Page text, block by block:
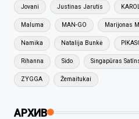
Jovani Justinas Jarutis
Maluma MAN-GO Marijonas
Namika Natalija Bunkė
Rihanna Sido Singapūras
ZYGGA Žemaitukai
АРХИВ